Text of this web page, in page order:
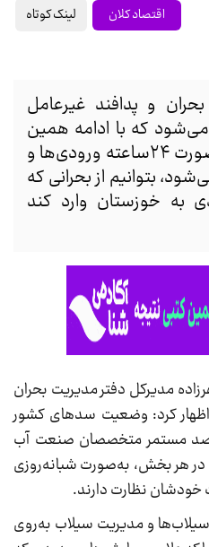
اقتصاد کلان لینک کوتاه
و پدافند غیرعامل
می‌شود که با ادامه همین
وضعیت مدیریت که به‌صورت ۲۴ساعته ورودی‌ها و
بتوانیم از بحرانی که
خوزستان وارد کند
مدیرکل دفتر مدیریت بحران
اظهار کرد: وضعیت سدهای کشور
مستمر متخصصان صنعت آب
در هر بخش، به‌صورت شبانه‌روزی
نظارت دارند.
و مدیریت سیلاب به‌روی